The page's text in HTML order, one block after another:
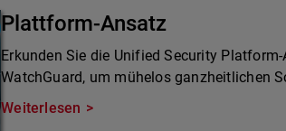
Plattform-Ansatz
Erkunden Sie die Unified Security
WatchGuard, um mühelos ganzheitlichen
Weiterlesen